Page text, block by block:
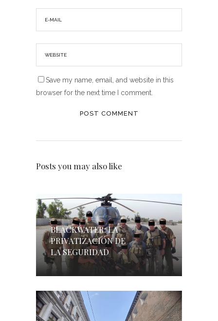
Save my name, email, and website in this
browser for the next time I comment.
Posts you may also like
BLACKWATER: LA
PRIVATIZACIÓN DE
LA SEGURIDAD